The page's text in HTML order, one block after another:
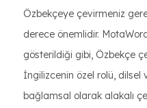
Özbekçeye çevirmeniz
derece önemlidir.
gösterildiği gibi, Özbekçe
İngilizcenin özel rolü, dilsel
bağlamsal olarak alakalı